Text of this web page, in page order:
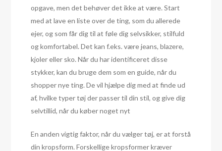
opgave, men det behøver det ikke at være. Start
med at lave en liste over de ting, som du allerede
ejer, og som får dig til at føle dig selvsikker, stilfuld
og komfortabel. Det kan f.eks. være jeans, blazere,
kjoler eller sko. Når du har identificeret disse
stykker, kan du bruge dem som en guide, når du
shopper nye ting. De vil hjælpe dig med at finde ud
af, hvilke typer tøj der passer til din stil, og give dig
selvtillid, når du køber noget nyt
En anden vigtig faktor, når du vælger tøj, er at forstå
din kropsform. Forskellige kropsformer kræver